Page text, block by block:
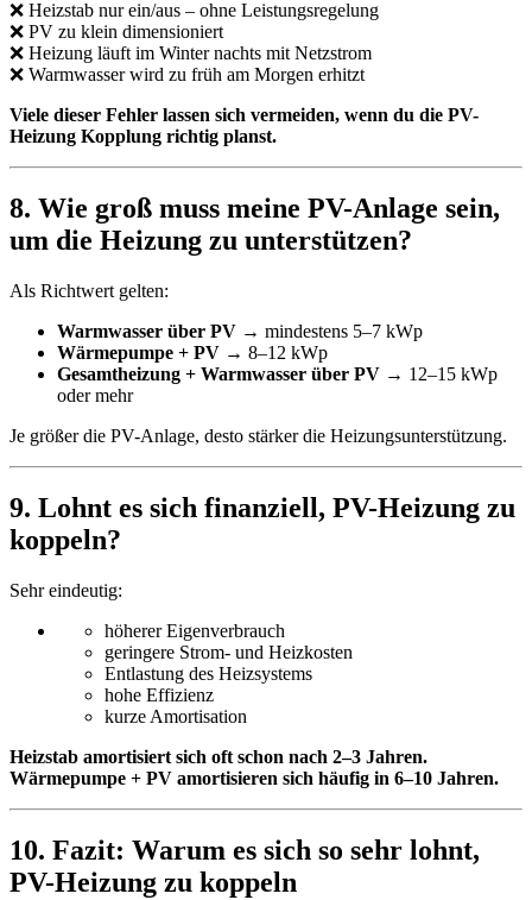
❌ Heizstab nur ein/aus – ohne Leistungsregelung
❌ PV zu klein dimensioniert
❌ Heizung läuft im Winter nachts mit Netzstrom
❌ Warmwasser wird zu früh am Morgen erhitzt
Viele dieser Fehler lassen sich vermeiden, wenn du die PV-
Heizung Kopplung richtig planst.
8. Wie groß muss meine PV-Anlage sein,
um die Heizung zu unterstützen?
Als Richtwert gelten:
Warmwasser über PV → mindestens 5–7 kWp
Wärmepumpe + PV → 8–12 kWp
Gesamtheizung + Warmwasser über PV → 12–15 kWp
oder mehr
Je größer die PV-Anlage, desto stärker die Heizungsunterstützung.
9. Lohnt es sich finanziell, PV-Heizung zu
koppeln?
Sehr eindeutig:
höherer Eigenverbrauch
geringere Strom- und Heizkosten
Entlastung des Heizsystems
hohe Effizienz
kurze Amortisation
Heizstab amortisiert sich oft schon nach 2–3 Jahren.
Wärmepumpe + PV amortisieren sich häufig in 6–10 Jahren.
10. Fazit: Warum es sich so sehr lohnt,
PV-Heizung zu koppeln